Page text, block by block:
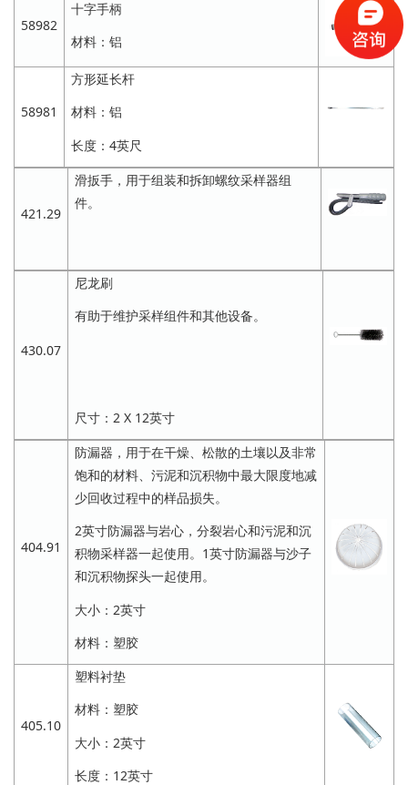
58982
十字手柄
材料：铝
58981
方形延长杆
材料：铝
长度：4英尺
421.29
滑扳手，用于组装和拆卸螺纹采样器组
件。
430.07
尼龙刷
有助于维护采样组件和其他设备。
尺寸：2 X 12英寸
404.91
防漏器，用于在干燥、松散的土壤以及非常
饱和的材料、污泥和沉积物中最大限度地减
少回收过程中的样品损失。
2英寸防漏器与岩心，分裂岩心和污泥和沉
积物采样器一起使用。1英寸防漏器与沙子
和沉积物探头一起使用。
大小：2英寸
材料：塑胶
405.10
塑料衬垫
材料：塑胶
大小：2英寸
长度：12英寸